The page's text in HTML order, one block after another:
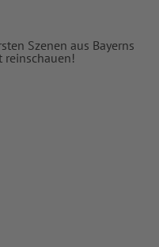
Szenen aus Bayerns
reinschauen!